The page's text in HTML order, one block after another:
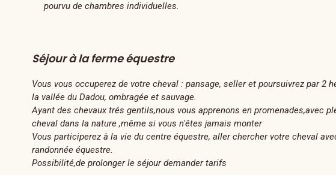
pourvu de chambres individuelles.
Séjour à la ferme équestre
Vous vous occuperez de votre cheval : pansage, seller et poursuivrez par 2
la vallée du Dadou, ombragée et sauvage.
Ayant des chevaux trés gentils,nous vous apprenons en promenades,avec
cheval dans la nature ,même si vous n'êtes jamais monter
Vous participerez à la vie du centre équestre, aller chercher votre cheval
randonnée équestre.
Possibilité,de prolonger le séjour demander tarifs